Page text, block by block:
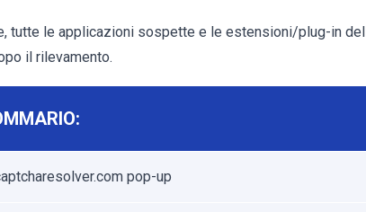
tutte le applicazioni sospette e le estensioni/plug-in del
il rilevamento.
pop-up